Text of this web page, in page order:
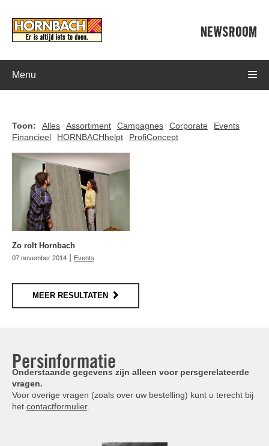
NEWSROOM
Menu
Toon: Alles Assortiment Campagnes Corporate
Events
Financieel
HORNBACHhelpt ProfiConcept
Zo rolt Hornbach
07 november 2014 | Events
MEER RESULTATEN
Persinformatie
Onderstaande gegevens zijn alleen voor persgerelateerde
vragen.
Voor overige vragen (zoals over uw bestelling) kunt u terecht bij
het contactformulier.